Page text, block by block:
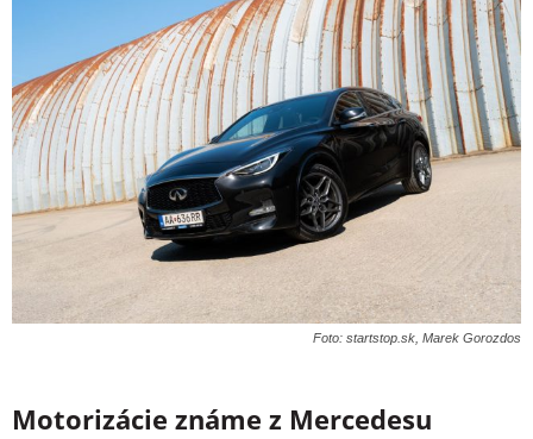
Foto: startstop.sk, Marek Gorozdos
Motorizácie známe z Mercedesu